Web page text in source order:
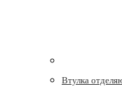
Втулка